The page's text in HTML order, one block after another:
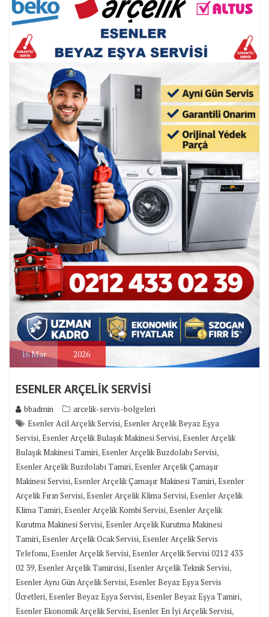
16Mar 2026
ESENLER ARÇELİK SERVİSİ
bbadmin
arcelik-servis-bolgeleri
Esenler Acil Arçelik Servisi,Esenler Arçelik Beyaz Eşya
Servisi,Esenler Arçelik Bulaşık Makinesi Servisi,Esenler Arçelik
Bulaşık Makinesi Tamiri,Esenler Arçelik Buzdolabı Servisi,
Esenler Arçelik Buzdolabı Tamiri,Esenler Arçelik Çamaşır
Makinesi Servisi,Esenler Arçelik Çamaşır Makinesi Tamiri,Esenler
Arçelik Fırın Servisi,Esenler Arçelik Klima Servisi,Esenler Arçelik
Klima Tamiri,Esenler Arçelik Kombi Servisi,Esenler Arçelik
Kurutma Makinesi Servisi,Esenler Arçelik Kurutma Makinesi
Tamiri,Esenler Arçelik Ocak Servisi,Esenler Arçelik Servis
Telefonu,Esenler Arçelik Servisi,Esenler Arçelik Servisi 0212 433
02 39,Esenler Arçelik Tamircisi,Esenler Arçelik Teknik Servisi,
Esenler Aynı Gün Arçelik Servisi,Esenler Beyaz Eşya Servis
Ücretleri,Esenler Beyaz Eşya Servisi,Esenler Beyaz Eşya Tamiri,
Esenler Ekonomik Arçelik Servisi,Esenler En İyi Arçelik Servisi,